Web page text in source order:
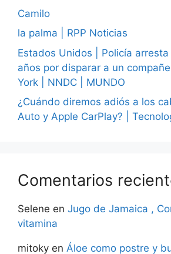
Camilo
la palma | RPP Noticias
Estados Unidos | Policía
años por disparar a un
York | NNDC | MUNDO
¿Cuándo diremos adiós a los
Auto y Apple CarPlay? |
Comentarios
Selene en Jugo de Jamaica ,
vitamina
mitoky en Áloe como postre y